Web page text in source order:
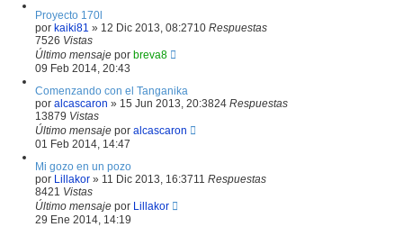
Proyecto 170l
por kaiki81 » 12 Dic 2013, 08:2710 Respuestas
7526 Vistas
Último mensaje por breva8
09 Feb 2014, 20:43
Comenzando con el Tanganika
por alcascaron » 15 Jun 2013, 20:3824 Respuestas
13879 Vistas
Último mensaje por alcascaron
01 Feb 2014, 14:47
Mi gozo en un pozo
por Lillakor » 11 Dic 2013, 16:3711 Respuestas
8421 Vistas
Último mensaje por Lillakor
29 Ene 2014, 14:19